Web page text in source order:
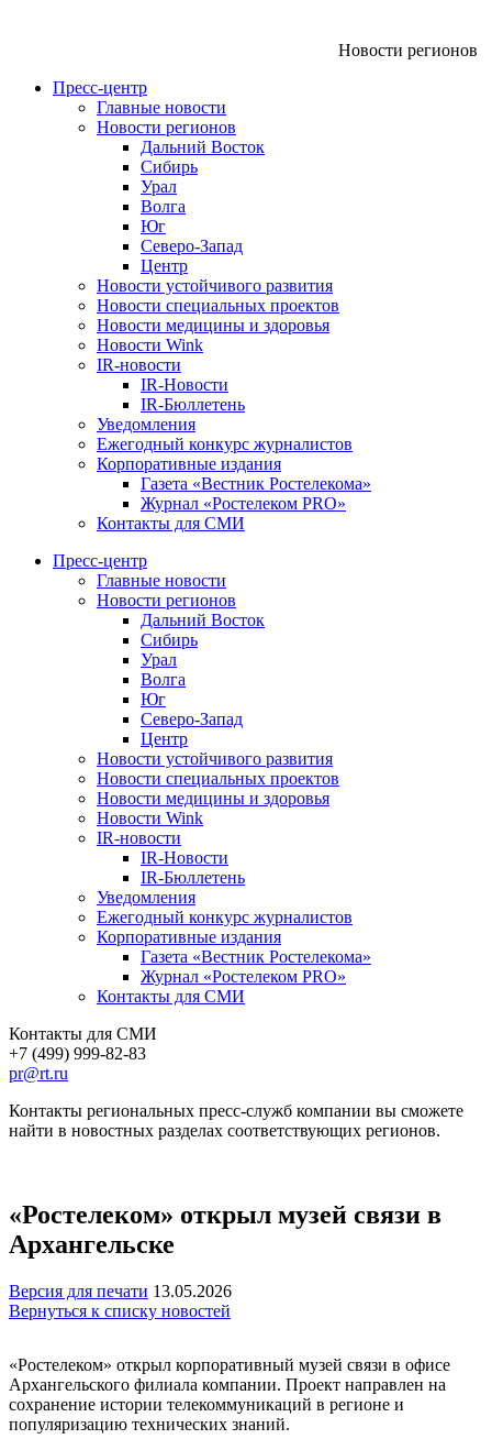
Новости регионов
Пресс-центр
Главные новости
Новости регионов
Дальний Восток
Сибирь
Урал
Волга
Юг
Северо-Запад
Центр
Новости устойчивого развития
Новости специальных проектов
Новости медицины и здоровья
Новости Wink
IR-новости
IR-Новости
IR-Бюллетень
Уведомления
Ежегодный конкурс журналистов
Корпоративные издания
Газета «Вестник Ростелекома»
Журнал «Ростелеком PRO»
Контакты для СМИ
Пресс-центр
Главные новости
Новости регионов
Дальний Восток
Сибирь
Урал
Волга
Юг
Северо-Запад
Центр
Новости устойчивого развития
Новости специальных проектов
Новости медицины и здоровья
Новости Wink
IR-новости
IR-Новости
IR-Бюллетень
Уведомления
Ежегодный конкурс журналистов
Корпоративные издания
Газета «Вестник Ростелекома»
Журнал «Ростелеком PRO»
Контакты для СМИ
Контакты для СМИ
+7 (499) 999-82-83
pr@rt.ru
Контакты региональных пресс-служб компании вы сможете
найти в новостных разделах соответствующих регионов.
«Ростелеком» открыл музей связи в
Архангельске
Версия для печати 13.05.2026
Вернуться к списку новостей
«Ростелеком» открыл корпоративный музей связи в офисе
Архангельского филиала компании. Проект направлен на
сохранение истории телекоммуникаций в регионе и
популяризацию технических знаний.